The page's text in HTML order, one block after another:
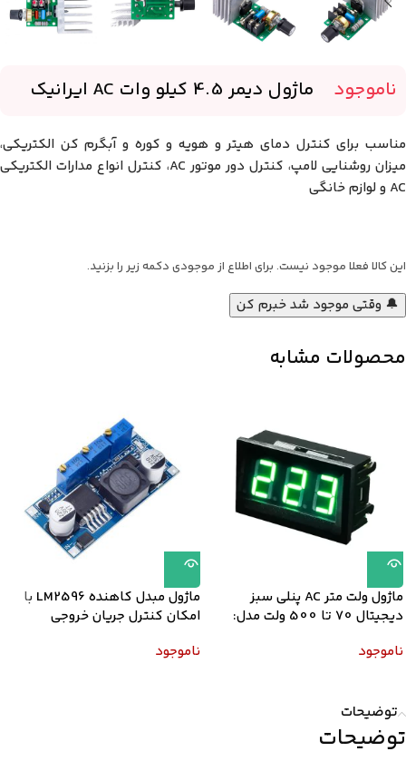
ناموجود ماژول دیمر 4.5 کیلو وات AC ایرانیک
مناسب برای کنترل دمای هیتر و هویه و کوره و آبگرم کن الکتریکی،
میزان روشنایی لامپ، کنترل دور موتور AC، کنترل انواع مدارات الکتریکی
AC و لوازم خانگی
این کالا فعلا موجود نیست. برای اطلاع از موجودی دکمه زیر را بزنید.
🔔 وقتی موجود شد خبرم کن
محصولات مشابه
ماژول ولت متر AC پنلی سبز
دیجیتال 70 تا 500 ولت مدل:
ناموجود
ماژول مبدل کاهنده LM2596 با
امکان کنترل جریان خروجی
ناموجود
توضیحات
توضیحات